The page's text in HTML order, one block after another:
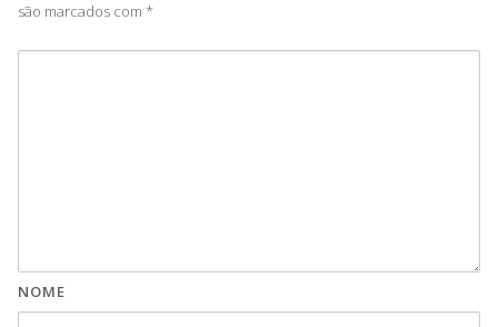
são marcados com *
NOME